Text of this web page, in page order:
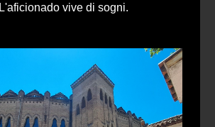
L'aficionado vive di sogni.